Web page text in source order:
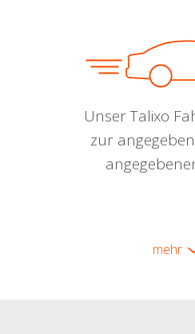
Unser Talixo
zur
mehr